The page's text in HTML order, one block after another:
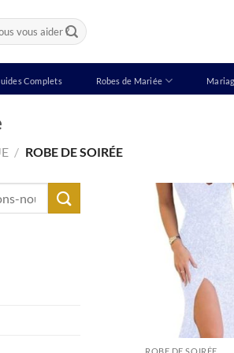
Complets Robes de Mariée
/ ROBE DE SOIRÉE